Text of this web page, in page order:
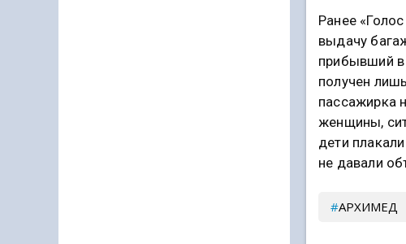
Ранее
выдачу
прибывший
получен
пассажирка
женщины,
дети
не давали
АРХИМЕД